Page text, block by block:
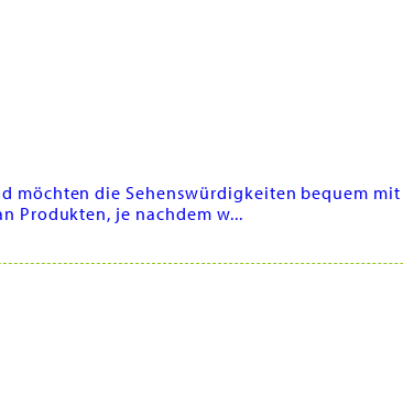
möchten die Sehenswürdigkeiten bequem mit
Produkten, je nachdem w...